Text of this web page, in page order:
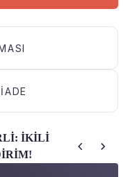
İKİLİ
through product